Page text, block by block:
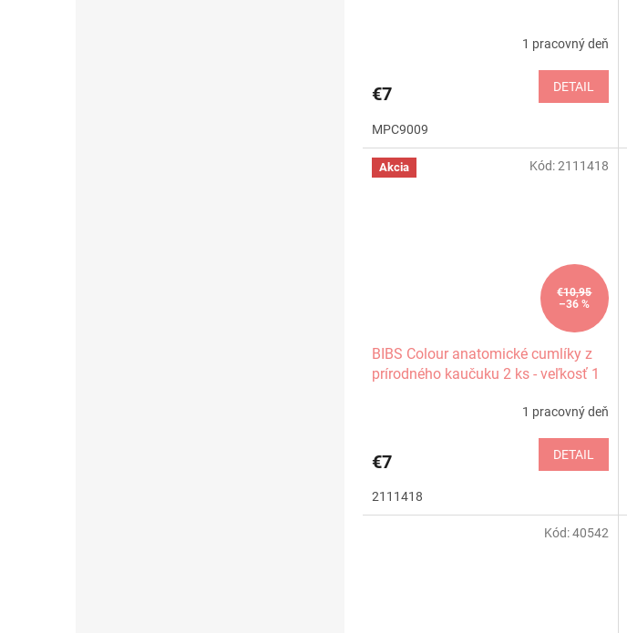
1 pracovný deň
€7 DETAIL
MPC9009
Akcia
€10,95
–36 %
BIBS Colour anatomické cumlíky z
prírodného kaučuku 2 ks - veľkosť 1
1 pracovný deň
€7 DETAIL
2111418
Kód:2111418
Kód:40542